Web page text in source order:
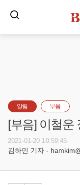
알림 부음
[부음] 이철운
2021-01-20 10:59:45
김하민 기자 -